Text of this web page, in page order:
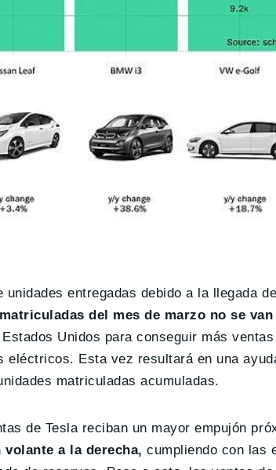
entregadas debido a la llegada
del mes de marzo no se
Unidos para conseguir más
Esta vez resultará en una
matriculadas acumuladas.
de Tesla reciban un mayor empujón
a la derecha, cumpliendo con las